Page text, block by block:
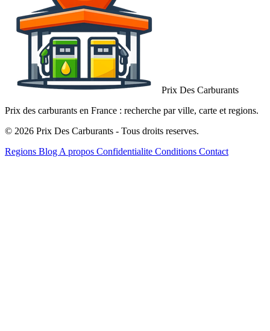
Prix Des Carburants
Prix des carburants en France : recherche par ville, carte et regions.
© 2026 Prix Des Carburants - Tous droits reserves.
Regions Blog A propos Confidentialite Conditions Contact